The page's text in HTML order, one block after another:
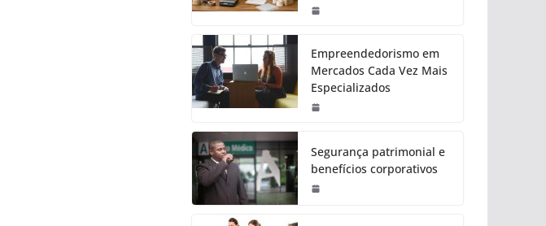
Empreendedorismo em
Mercados Cada Vez Mais
Especializados
Segurança patrimonial e
benefícios corporativos